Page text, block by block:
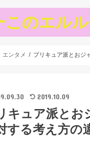
このエル
エンタメ プリキュア派とおジ
2019.10.09
キュア派とお
する考え方の